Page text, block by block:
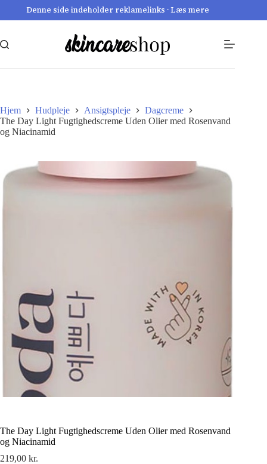
Denne side indeholder reklamelinks · Læs mere
Hjem Hudpleje Ansigtspleje
Dagcreme
The Day Light Fugtighedscreme Uden Olier med Rosenvand
og Niacinamid
The Day Light Fugtighedscreme Uden Olier med Rosenvand
og Niacinamid
219,00 kr.